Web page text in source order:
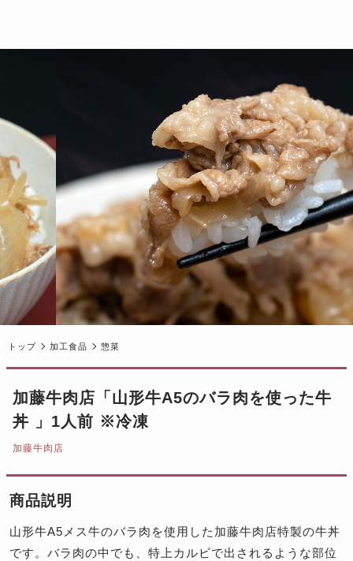
トップ 加工食品 惣菜
加藤牛肉店「山形牛A5のバラ肉を使った牛
丼 」1人前 ※冷凍
加藤牛肉店
商品説明
山形牛A5メス牛のバラ肉を使用した加藤牛肉店特製の牛丼
です。バラ肉の中でも、特上カルビで出されるような部位